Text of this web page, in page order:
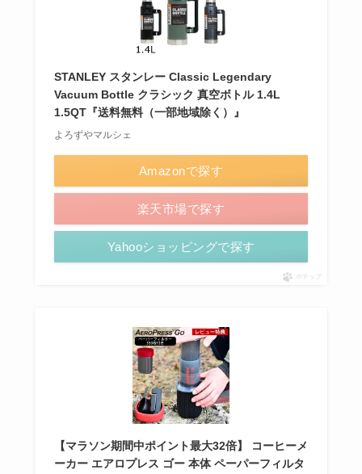
STANLEY スタンレー Classic Legendary
Vacuum Bottle クラシック 真空ボトル 1.4L
1.5QT『送料無料（一部地域除く）』
よろずやマルシェ
Amazonで探す
楽天市場で探す
Yahooショッピングで探す
ポチップ
【マラソン期間中ポイント最大32倍】 コーヒーメ
ーカー エアロプレス ゴー 本体 ペーパーフィルタ